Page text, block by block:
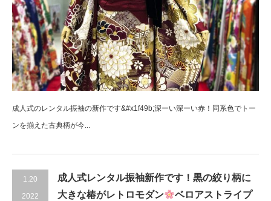
成人式のレンタル振袖の新作です&#x1f49b;深ーい深ーい赤！同系色でトー
ンを揃えた古典柄が今...
1.20
2022
成人式レンタル振袖新作です！黒の絞り柄に
大きな椿がレトロモダン
ベロアストライプ